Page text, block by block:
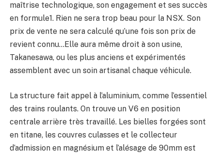
maîtrise technologique, son engagement et ses succès
en formule1. Rien ne sera trop beau pour la NSX. Son
prix de vente ne sera calculé qu’une fois son prix de
revient connu…Elle aura même droit à son usine,
Takanesawa, ou les plus anciens et expérimentés
assemblent avec un soin artisanal chaque véhicule.
La structure fait appel à l’aluminium, comme l’essentiel
des trains roulants. On trouve un V6 en position
centrale arrière très travaillé. Les bielles forgées sont
en titane, les couvres culasses et le collecteur
d’admission en magnésium et l’alésage de 90mm est